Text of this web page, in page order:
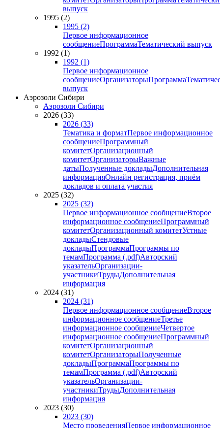
выпуск
1995 (2)
1995 (2)
Первое информационное
сообщениеПрограммаТематический выпуск
1992 (1)
1992 (1)
Первое информационное
сообщениеОрганизаторыПрограмма
выпуск
Аэрозоли Сибири
Аэрозоли Сибири
2026 (33)
2026 (33)
Тематика и форматПервое информационное
сообщениеПрограммный
комитетОрганизационный
комитетОрганизаторыВажные
датыПолученные докладыДополнительная
информацияОнлайн регистрация, приём
докладов и оплата участия
2025 (32)
2025 (32)
Первое информационное сообщениеВторое
информационное сообщениеПрограммный
комитетОрганизационный комитетУстные
докладыСтендовые
докладыПрограммаПрограммы по
темамПрограмма (.pdf)Авторский
указательОрганизации-
участникиТрудыДополнительная
информация
2024 (31)
2024 (31)
Первое информационное сообщениеВторое
информационное сообщениеТретье
информационное сообщениеЧетвертое
информационное сообщениеПрограммный
комитетОрганизационный
комитетОрганизаторыПолученные
докладыПрограммаПрограммы по
темамПрограмма (.pdf)Авторский
указательОрганизации-
участникиТрудыДополнительная
информация
2023 (30)
2023 (30)
Место проведенияПервое информационное